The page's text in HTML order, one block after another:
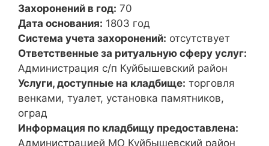
Захоронений в год: 70
Дата основания: 1803 год
Система учета захоронений: отсутствует
Ответственные за ритуальную сферу услуг:
Администрация с/п Куйбышевский район
Услуги, доступные на кладбище: торговля
венками, туалет, установка памятников,
оград
Информация по кладбищу предоставлена:
Администрацией МО Куйбышевский район